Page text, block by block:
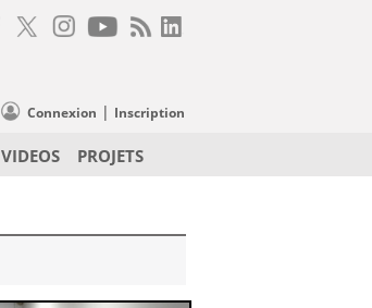
Connexion | Inscription
VIDEOS PROJETS